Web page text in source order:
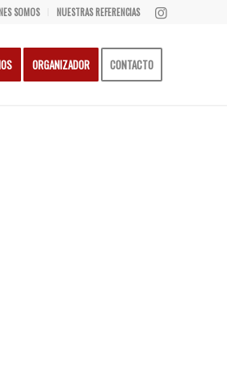
SOMOS NUESTRAS REFERENCIAS
ORGANIZADOR CONTACTO